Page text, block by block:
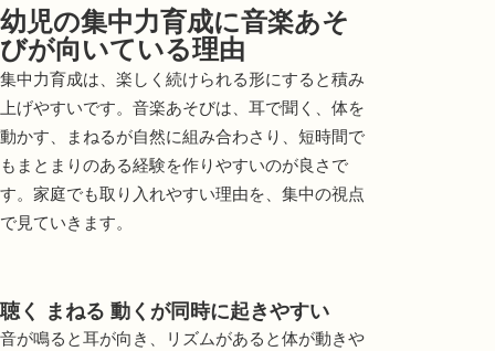
幼児の集中力育成に音楽あそ
びが向いている理由
集中力育成は、楽しく続けられる形にすると積み
上げやすいです。音楽あそびは、耳で聞く、体を
動かす、まねるが自然に組み合わさり、短時間で
もまとまりのある経験を作りやすいのが良さで
す。家庭でも取り入れやすい理由を、集中の視点
で見ていきます。
聴く まねる 動くが同時に起きやすい
音が鳴ると耳が向き、リズムがあると体が動きや